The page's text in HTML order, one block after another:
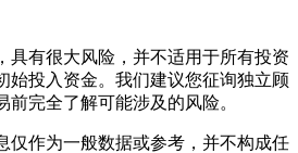
具有很大风险，并不适用于所有投资
始投入资金。我们建议您征询独立顾
完全了解可能涉及的风险。
仅作为一般数据或参考，并不构成任